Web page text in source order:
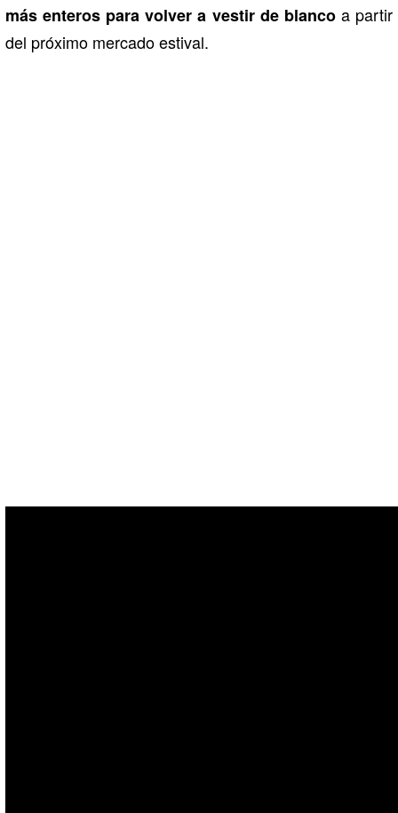
más enteros para volver a vestir de blancoa partir
del próximo mercado estival.